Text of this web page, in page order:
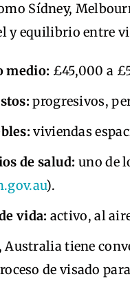
Sídney,
y equilibrio entre
medio: £45,000 a
progresivos,
viviendas
de salud: uno de
).
vida: activo, al
Australia tiene
de visado